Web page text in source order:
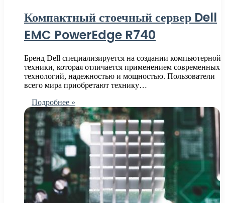
Компактный стоечный сервер Dell
EMC PowerEdge R740
Бренд Dell специализируется на создании компьютерной
техники, которая отличается применением современных
технологий, надежностью и мощностью. Пользователи
всего мира приобретают технику…
Подробнее »